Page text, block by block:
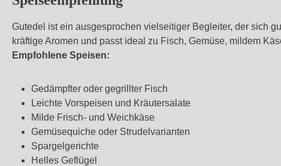
Gutedel ist ein ausgesprochen vielseitiger Begleiter, der sich
kräftige Aromen und passt ideal zu Fisch, Gemüse, mildem
Empfohlene Speisen:
Gedämpfter oder gegrillter Fisch
Leichte Vorspeisen und Kräutersalate
Milde Frisch- und Weichkäse
Gemüsequiche oder Strudelvarianten
Spargelgerichte
Helles Geflügel